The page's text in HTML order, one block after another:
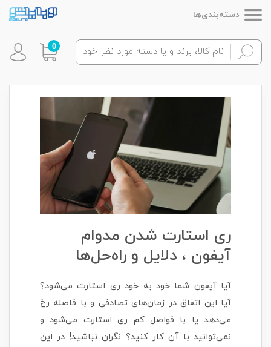
دسته‌بندی‌ها
0
ری استارت شدن مدوام
آیفون ، دلایل و راه‌حل‌ها
آیا آیفون شما خود به خود ری استارت می‌شود؟
آیا این اتفاق در زمان‌های تصادفی و با فاصله رخ
می‌دهد یا با فواصل کم ری استارت می‌شود و
نمی‌توانید با آن کار کنید؟ نگران نباشید! در این